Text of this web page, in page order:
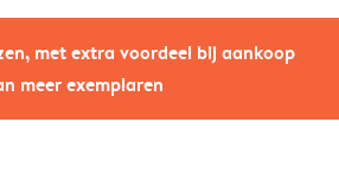
met extra voordeel bij aankoop
meer exemplaren